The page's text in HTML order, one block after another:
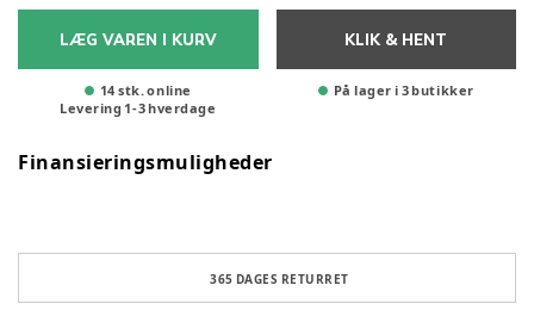
LÆG VAREN I KURV
14 stk. online
Levering 1-3hverdage
KLIK & HENT
På lager i 3 butikker
Finansieringsmuligheder
365 DAGES RETURRET